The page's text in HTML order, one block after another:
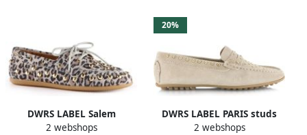
DWRS LABEL Salem
instappers sand Suede
2 webshops
20%
DWRS LABEL PARIS studs
sand Suede Dames
2 webshops